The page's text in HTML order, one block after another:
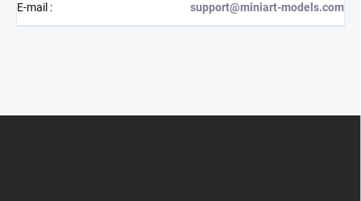
E-mail : support@miniart-models.com